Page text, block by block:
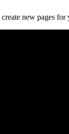
create new pages